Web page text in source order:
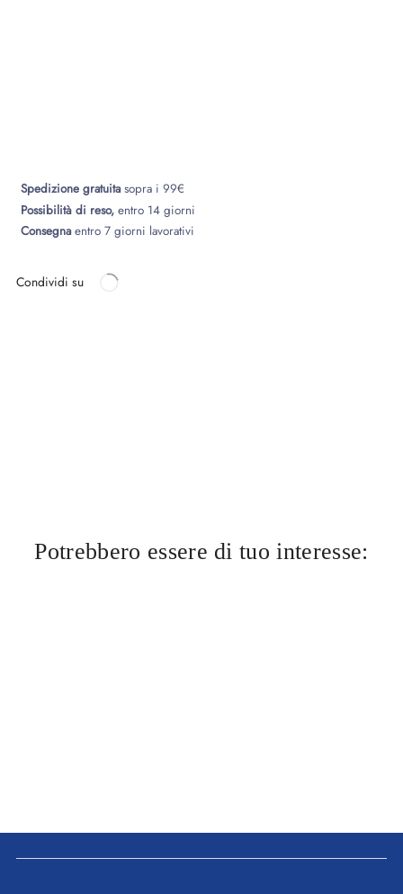
Spedizione gratuitasopra i 99€
Possibilità di reso, entro 14 giorni
Consegnaentro 7 giorni lavorativi
Condividi su
Potrebbero essere di tuo interesse: